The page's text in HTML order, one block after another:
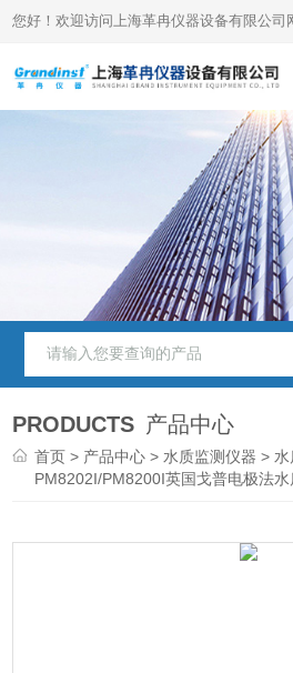
您好！欢迎访问上海革冉仪器设备有限公司
PRODUCTS 产品中心
首页 > 产品中心 > 水质监测仪器 >
PM8202I/PM8200I英国戈普电极法